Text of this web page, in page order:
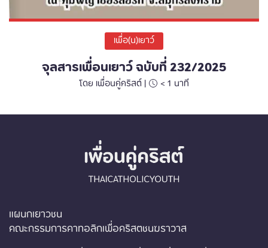
เพื่อ(น)เยาว์
จุลสารเพื่อนเยาว์ ฉบับที่ 232/2025
โดย เพื่อนคู่คริสต์ | < 1 นาที
แผนกเยาวชน
คณะกรรมการคาทอลิกเพื่อคริสตชนฆราวาส